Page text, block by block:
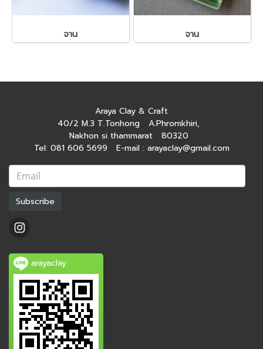
จาน จาน
Araya Clay & Craft
40/2 M.3 T.Tonhong A.Phromkhiri,
Nakhon si thammarat 80320
Tel: 081 606 5699 E-mail : arayaclay@gmail.com
Subscribe
arayaclay